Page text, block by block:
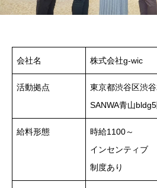
会社名 株式会社g-wic
活動拠点
東京都渋谷区渋
SANWA青山
給料形態
時給1100～
インセンティブ
制度あり